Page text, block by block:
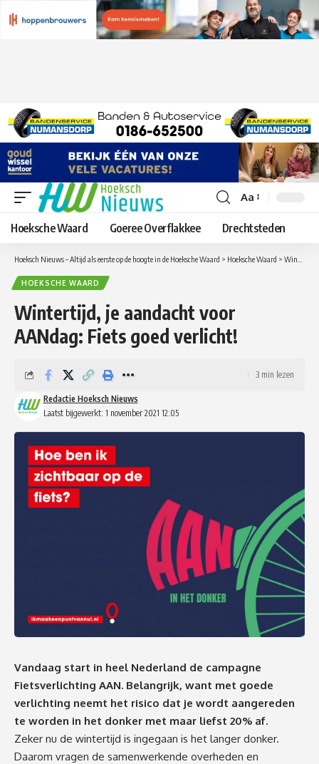
Lettergrootte
aanpassen
Aa
Hoeksche Waard Goeree Overflakkee Drechtsteden
Hoeksch Nieuws – Altijd als eerste op de hoogte in de Hoeksche Waard > Hoeksche Waard > Wintertijd, je aandacht voor AANdag: Fiets goed verlicht!
HOEKSCHE WAARD
Wintertijd, je aandacht voor
AANdag: Fiets goed verlicht!
Laatst bijgewerkt: 1 november 2021 12:05
Redactie Hoeksch Nieuws
3 min lezen
Vandaag start in heel Nederland de campagne
Fietsverlichting AAN. Belangrijk, want met goede
verlichting neemt het risico dat je wordt aangereden
te worden in het donker met maar liefst 20% af.
Zeker nu de wintertijd is ingegaan is het langer donker.
Daarom vragen de samenwerkende overheden en